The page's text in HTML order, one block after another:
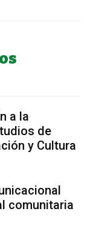
a la
de
y Cultura
comunitaria